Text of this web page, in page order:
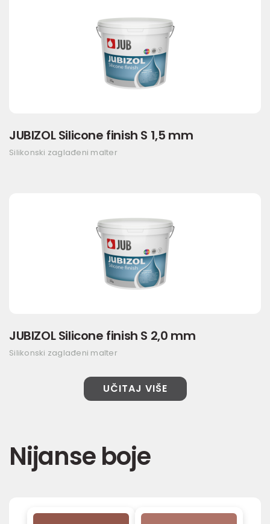
JUBIZOL Silicone finish S 1,5 mm
Silikonski zaglađeni malter
JUBIZOL Silicone finish S 2,0 mm
Silikonski zaglađeni malter
UČITAJ VIŠE
Nijanse boje